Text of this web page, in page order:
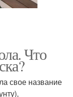
Что
свое название